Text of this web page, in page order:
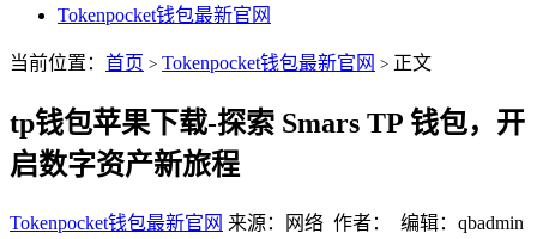
Tokenpocket钱包最新官网
当前位置： 首页 > Tokenpocket钱包最新官网 > 正文
tp钱包苹果下载-探索 Smars TP 钱包，开
启数字资产新旅程
Tokenpocket钱包最新官网 来源：网络 作者： 编辑：qbadmin